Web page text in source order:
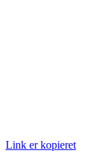
Link er kopieret